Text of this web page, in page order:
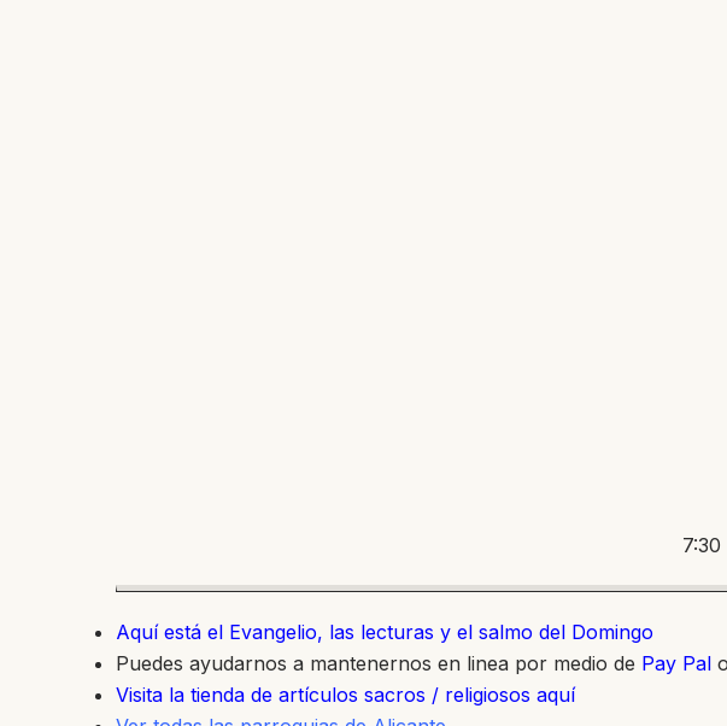
Aquí está el Evangelio, las lecturas y el salmo del Domingo
Puedes ayudarnos a mantenernos en linea por medio de Pay Pal
Visita la tienda de artículos sacros / religiosos aquí